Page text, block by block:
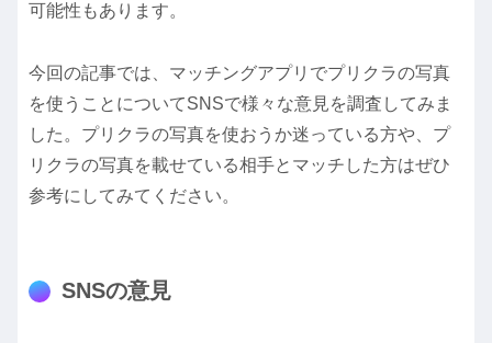
可能性もあります。
今回の記事では、マッチングアプリでプリクラの写真
を使うことについてSNSで様々な意見を調査してみま
した。プリクラの写真を使おうか迷っている方や、プ
リクラの写真を載せている相手とマッチした方はぜひ
参考にしてみてください。
SNSの意見